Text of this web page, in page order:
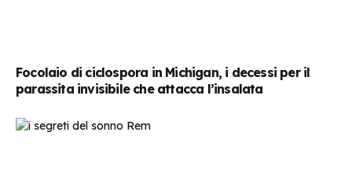
Focolaio di ciclospora in Michigan, i decessi per il
parassita invisibile che attacca l’insalata